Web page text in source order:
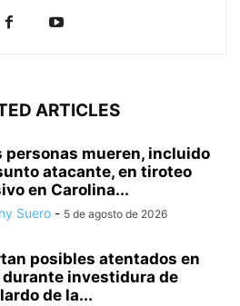
ARTICLES
personas mueren, incluido
atacante, en tiroteo
en Carolina...
Suero - 5 de agosto de 2026
posibles atentados en
durante investidura de
de la...